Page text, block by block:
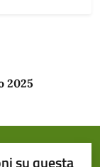
2025
su questa